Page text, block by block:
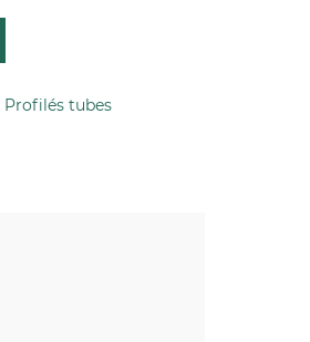
Profilés tubes